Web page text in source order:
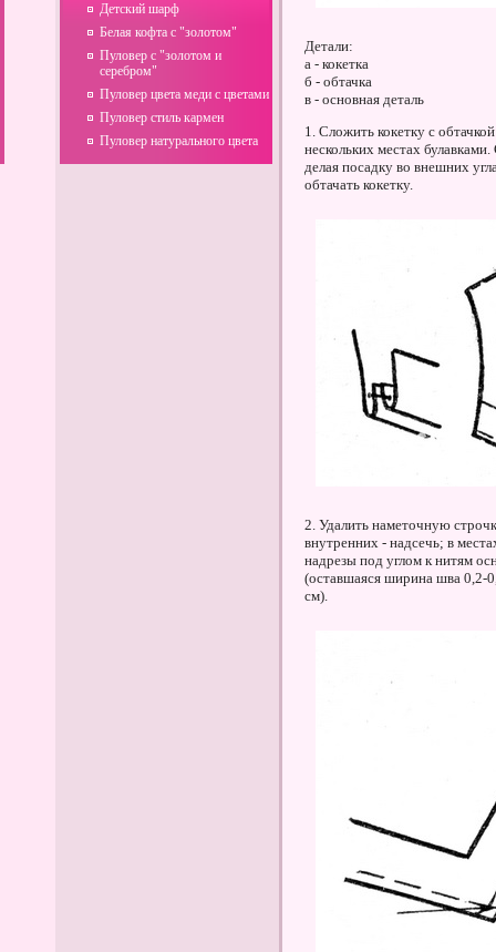
Детали:
а - кокетка
б - обтачка
в - основная деталь
1. Сложить кокетку с
нескольких местах
делая посадку во внешних
обтачать кокетку.
2. Удалить наметочную
внутренних - надсечь; в
надрезы под углом к нитям
(оставшаяся ширина шва 0,2-
см).
Детский шарф
Белая кофта с "золотом"
Пуловер с "золотом и
серебром"
Пуловер цвета меди с цветами
Пуловер стиль кармен
Пуловер натурального цвета